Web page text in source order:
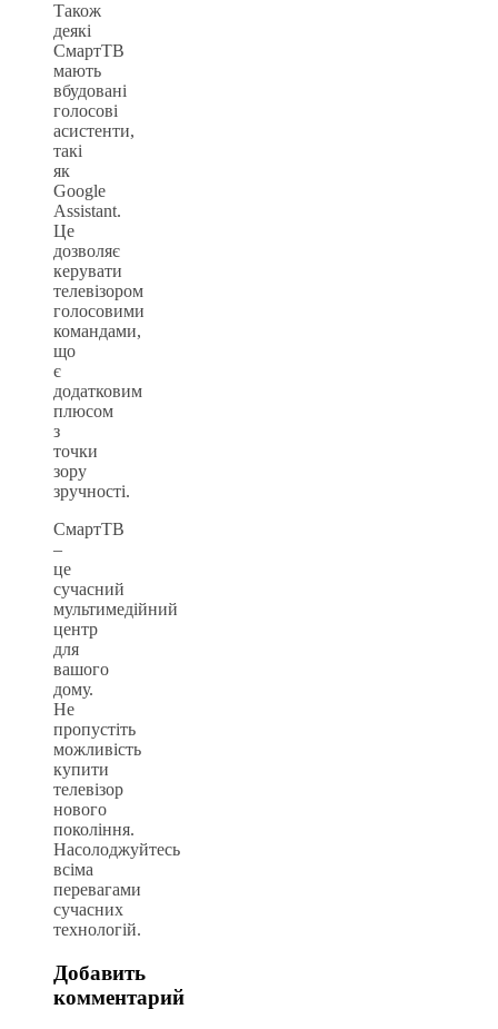
Також
деякі
СмартТВ
мають
вбудовані
голосові
асистенти,
такі
як
Google
Assistant.
Це
дозволяє
керувати
телевізором
голосовими
командами,
що
є
додатковим
плюсом
з
точки
зору
зручності.
СмартТВ
–
це
сучасний
мультимедійний
центр
для
вашого
дому.
Не
пропустіть
можливість
купити
телевізор
нового
покоління.
Насолоджуйтесь
всіма
перевагами
сучасних
технологій.
Добавить
комментарий